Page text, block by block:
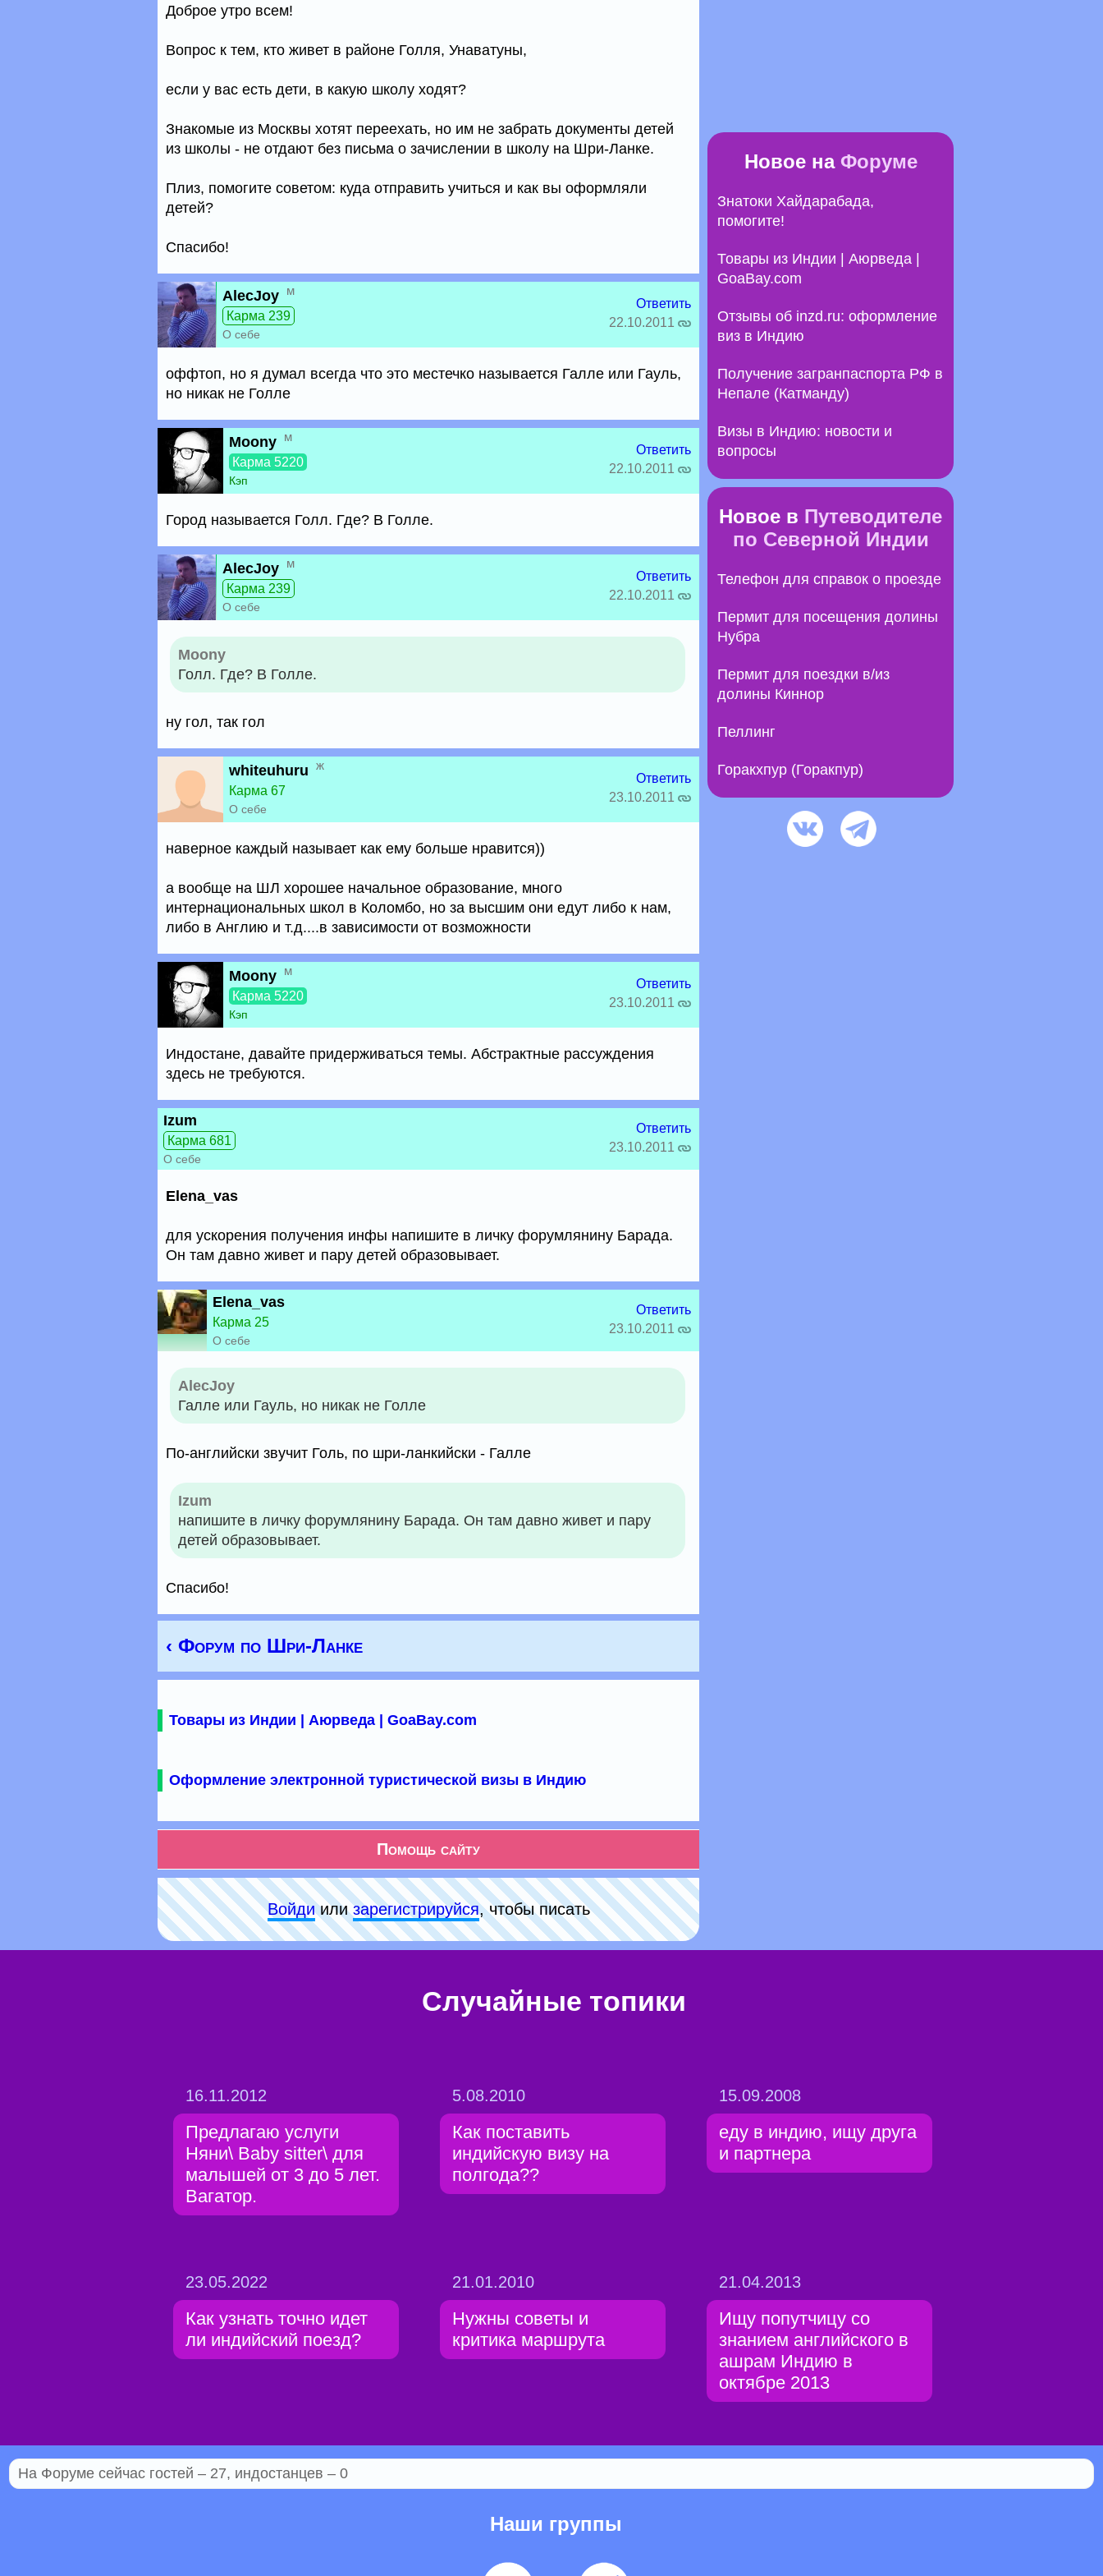
Доброе утро всем!
Вопрос к тем, кто живет в районе Голля, Унаватуны,
если у вас есть дети, в какую школу ходят?
Знакомые из Москвы хотят переехать, но им не забрать документы детей
из школы - не отдают без письма о зачислении в школу на Шри-Ланке.
Плиз, помогите советом: куда отправить учиться и как вы оформляли
детей?
Спасибо!
AlecJoy м
Карма 239
О себе
Ответить
22.10.2011
оффтоп, но я думал всегда что это местечко называется Галле или Гауль,
но никак не Голле
Moony м
Карма 5220
Кэп
Ответить
22.10.2011
Город называется Голл. Где? В Голле.
AlecJoy м
Карма 239
О себе
Ответить
22.10.2011
Moony
Голл. Где? В Голле.
ну гол, так гол
whiteuhuru ж
Карма 67
О себе
Ответить
23.10.2011
наверное каждый называет как ему больше нравится))
а вообще на ШЛ хорошее начальное образование, много
интернациональных школ в Коломбо, но за высшим они едут либо к нам,
либо в Англию и т.д....в зависимости от возможности
Moony м
Карма 5220
Кэп
Ответить
23.10.2011
Индостане, давайте придерживаться темы. Абстрактные рассуждения
здесь не требуются.
Izum
Карма 681
О себе
Ответить
23.10.2011
Elena_vas
для ускорения получения инфы напишите в личку форумлянину Барада.
Он там давно живет и пару детей образовывает.
Elena_vas
Карма 25
О себе
Ответить
23.10.2011
AlecJoy
Галле или Гауль, но никак не Голле
По-английски звучит Голь, по шри-ланкийски - Галле
Izum
напишите в личку форумлянину Барада. Он там давно живет и пару
детей образовывает.
Спасибо!
‹ Форум по Шри-Ланке
Товары из Индии | Аюрведа | GoaBay.com
Оформление электронной туристической визы в Индию
Помощь сайту
Войдиилизарeгиcтpируйся, чтобы писать
Новое на Форуме
Знатоки Хайдарабада,
помогите!
Товары из Индии | Аюрведа |
GoaBay.com
Отзывы об inzd.ru: оформление
виз в Индию
Получение загранпаспорта РФ в
Непале (Катманду)
Визы в Индию: новости и
вопросы
Новое в Путеводителе
по Северной Индии
Телефон для справок о проезде
Пермит для посещения долины
Нубра
Пермит для поездки в/из
долины Киннор
Пеллинг
Горакхпур (Горакпур)
Случайные топики
16.11.2012
Предлагаю услуги
Няни\ Baby sitter\ для
малышей от 3 до 5 лет.
Вагатор.
5.08.2010
Как поставить
индийскую визу на
полгода??
15.09.2008
еду в индию, ищу друга
и партнера
23.05.2022
Как узнать точно идет
ли индийский поезд?
21.01.2010
Нужны советы и
критика маршрута
21.04.2013
Ищу попутчицу со
знанием английского в
ашрам Индию в
октябре 2013
На Форуме сейчас гостей – 27, индостанцев – 0
Наши группы